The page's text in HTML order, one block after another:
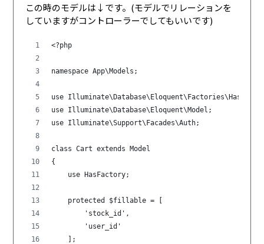
この時のモデルは↓です。(モデルでリレーションを
していますがコントローラーでしてもいいです)
<?php
namespace App\Models;
use
use Illuminate\Database\Eloquent\Model;
use Illuminate\Support\Facades\Auth;
class Cart extends Model
{
    use HasFactory;
    protected $fillable = [
        'stock_id',
        'user_id'
    ];